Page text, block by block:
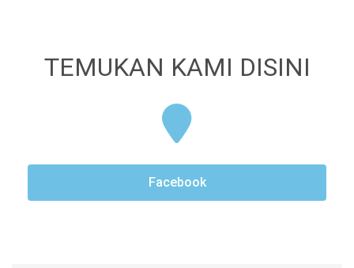
TEMUKAN KAMI DISINI
Facebook